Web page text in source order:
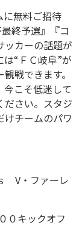
無料ご招待
終予選』『コ
カーの話題が
“ＦＣ岐阜”が
戦できます。
今こそ低迷して
ださい。スタジ
けチームのパワ
V・ファーレ
キックオフ